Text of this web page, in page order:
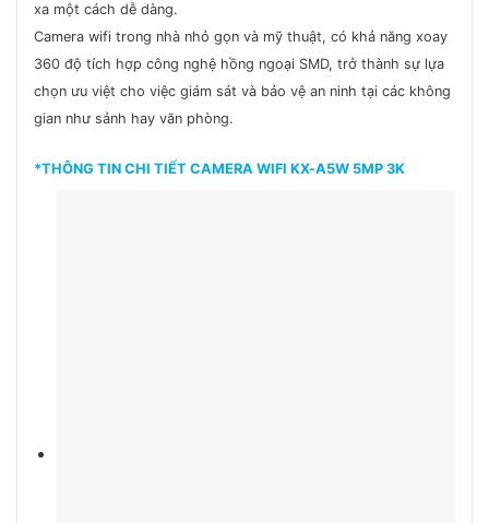
xa một cách dễ dàng.
Camera wifi trong nhà nhỏ gọn và mỹ thuật, có khả năng xoay
360 độ tích hợp công nghệ hồng ngoại SMD, trở thành sự lựa
chọn ưu việt cho việc giám sát và bảo vệ an ninh tại các không
gian như sảnh hay văn phòng.
*THÔNG TIN CHI TIẾT CAMERA WIFI KX-A5W 5MP 3K